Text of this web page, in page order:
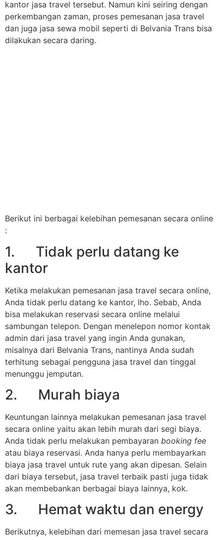
kantor jasa travel tersebut. Namun kini seiring dengan
perkembangan zaman, proses pemesanan jasa travel
dan juga jasa sewa mobil seperti di Belvania Trans bisa
dilakukan secara daring.
Berikut ini berbagai kelebihan pemesanan secara online
:
1. Tidak perlu datang ke
kantor
Ketika melakukan pemesanan jasa travel secara online,
Anda tidak perlu datang ke kantor, lho. Sebab, Anda
bisa melakukan reservasi secara online melalui
sambungan telepon. Dengan menelepon nomor kontak
admin dari jasa travel yang ingin Anda gunakan,
misalnya dari Belvania Trans, nantinya Anda sudah
terhitung sebagai pengguna jasa travel dan tinggal
menunggu jemputan.
2. Murah biaya
Keuntungan lainnya melakukan pemesanan jasa travel
secara online yaitu akan lebih murah dari segi biaya.
Anda tidak perlu melakukan pembayaran booking fee
atau biaya reservasi. Anda hanya perlu membayarkan
biaya jasa travel untuk rute yang akan dipesan. Selain
dari biaya tersebut, jasa travel terbaik pasti juga tidak
akan membebankan berbagai biaya lainnya, kok.
3. Hemat waktu dan energy
Berikutnya, kelebihan dari memesan jasa travel secara